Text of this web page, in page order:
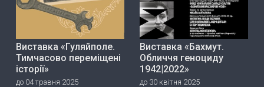
Виставка «Гуляйполе.
Тимчасово переміщені
історії»
до 04 травня 2025
Виставка «Бахмут.
Обличчя геноциду
1942|2022»
до 30 квітня 2025